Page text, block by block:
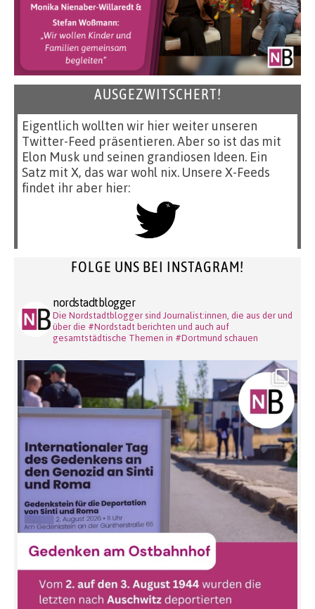
AUSGEZWITSCHERT!
Eigentlich wollten wir hier weiter unseren
Twitter-Feed präsentieren. Aber so ist das mit
Elon Musk und seinen grandiosen Ideen. Ein
Satz mit X, das war wohl nix. Unsere X-Feeds
findet ihr aber hier:
FOLGE UNS BEI INSTAGRAM!
nordstadtblogger
Die Nordstadtblogger sind Journalist:innen, die aus der und
über die #Nordstadt berichten und auch auf
gesamtstädtische Themen in #Dortmund schauen